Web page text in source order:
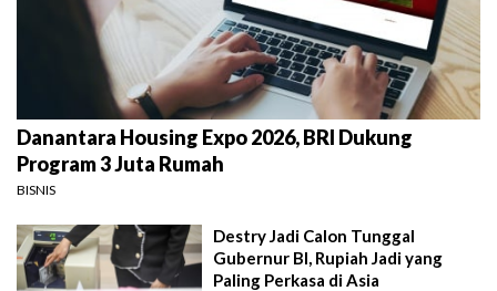
Danantara Housing Expo 2026, BRI Dukung
Program 3 Juta Rumah
BISNIS
Destry Jadi Calon Tunggal
Gubernur BI, Rupiah Jadi yang
Paling Perkasa di Asia